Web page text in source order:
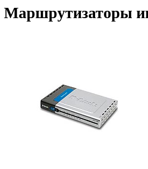
Маршрутизаторы